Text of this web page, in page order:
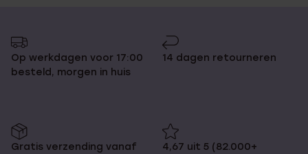
Op werkdagen voor 17:00
besteld, morgen in huis
14 dagen retourneren
Gratis verzending vanaf
4,67 uit 5 (82.000+